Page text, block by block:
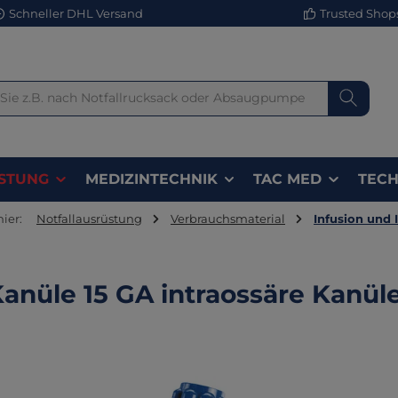
Schneller DHL Versand Trusted
MEDIZINTECHNIK TAC MED
Notfallausrüstung Verbrauchsmaterial Infusion und
15 GA intraossäre